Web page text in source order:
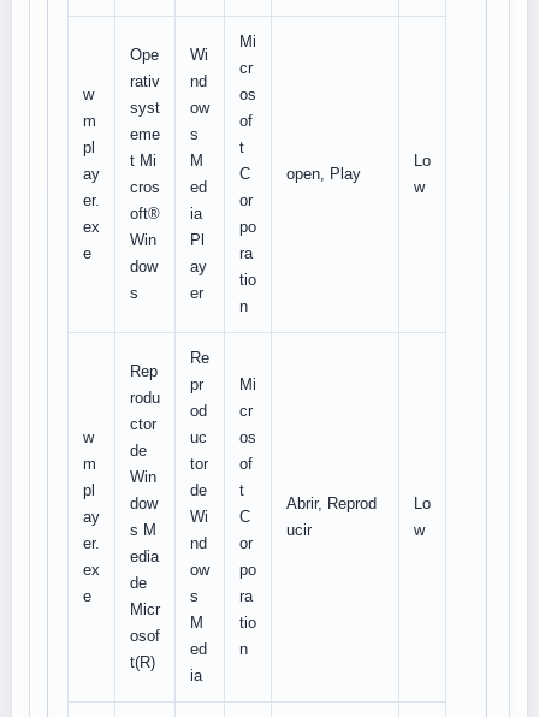
w
m
pl
ay
er.
ex
e
Ope
rativ
syst
eme
t Mi
cros
oft®
Win
dow
s
Wi
nd
ow
s
M
ed
ia
Pl
ay
er
Mi
cr
os
of
t
C
or
po
ra
tio
n
open, Play
Lo
w
w
m
pl
ay
er.
ex
e
Rep
rodu
ctor
de
Win
dow
s M
edia
de
Micr
osof
t(R)
Re
pr
od
uc
tor
de
Wi
nd
ow
s
M
ed
ia
Mi
cr
os
of
t
C
or
po
ra
tio
n
Abrir, Reprod
ucir
Lo
w